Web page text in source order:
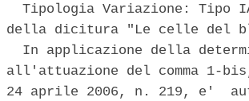
Tipologia Variazione: Tipo
della dicitura "Le celle del
In applicazione della
all'attuazione del comma 1-
24 aprile 2006, n. 219, e'